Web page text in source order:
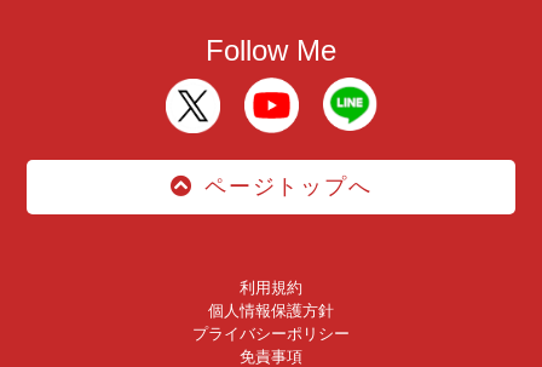
Follow Me
ページトップへ
利用規約
個人情報保護方針
プライバシーポリシー
免責事項